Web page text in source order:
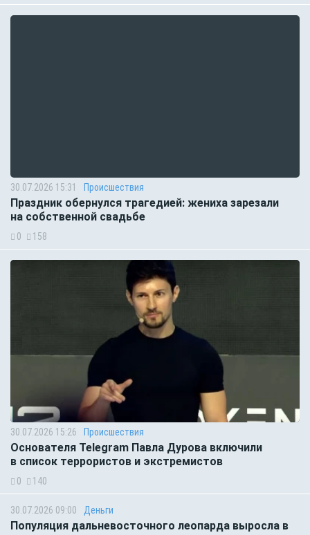
30.07.2026 15:31 Происшествия
Праздник обернулся трагедией: жениха зарезали
на собственной свадьбе
0 158
30.07.2026 15:26 Происшествия
Основателя Telegram Павла Дурова включили
в список террористов и экстремистов
0 140
30.07.2026 09:00 Деньги
Популяция дальневосточного леопарда выросла в